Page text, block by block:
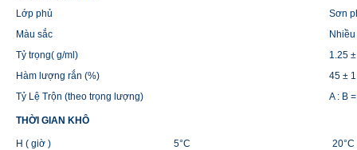
Lớp phủ
Sơn
Màu sắc
Tỷ trọng( g/ml)
1.25
Hàm lượng rắn (%)
45 ± 1
Tỷ Lệ Trộn (theo trọng lượng)
A : B
THỜI GIAN KHÔ
H ( giờ ) 5°C
20°C